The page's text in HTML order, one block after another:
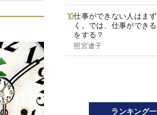
仕事ができない人はま
く。では、仕事ができ
をする？
照宮遼子
ランキング